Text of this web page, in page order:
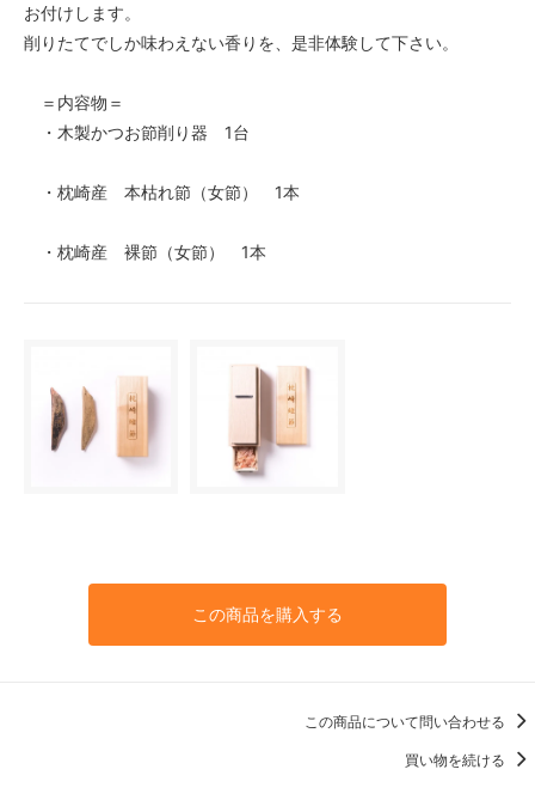
お付けします。
削りたてでしか味わえない香りを、是非体験して下さい。
＝内容物＝
・木製かつお節削り器 1台
・枕崎産 本枯れ節（女節） 1本
・枕崎産 裸節（女節） 1本
この商品を購入する
この商品について問い合わせる
買い物を続ける